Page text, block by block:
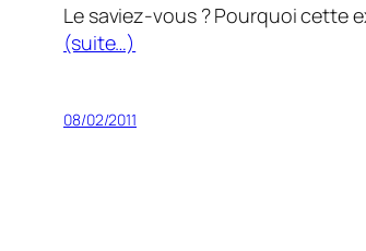
Le saviez-vous ? Pourquoi cette
(suite…)
08/02/2011